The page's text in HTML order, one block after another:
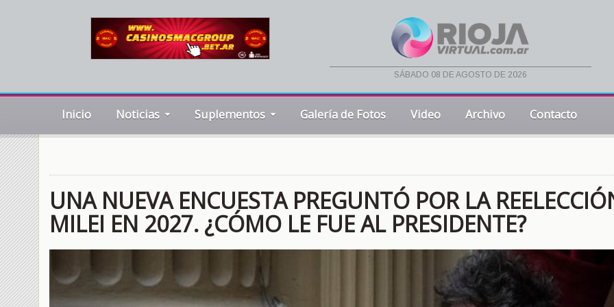
sábado 08 de agosto de 2026
Inicio Noticias Suplementos Galería de Fotos Video Archivo Contacto
UNA NUEVA ENCUESTA PREGUNTÓ POR LA
MILEI EN 2027. ¿CÓMO LE FUE AL PRESIDENTE?